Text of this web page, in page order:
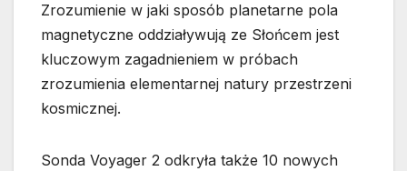
Zrozumienie w jaki sposób planetarne pola
magnetyczne oddziaływują ze Słońcem jest
kluczowym zagadnieniem w próbach
zrozumienia elementarnej natury przestrzeni
kosmicznej.
Sonda Voyager 2 odkryła także 10 nowych